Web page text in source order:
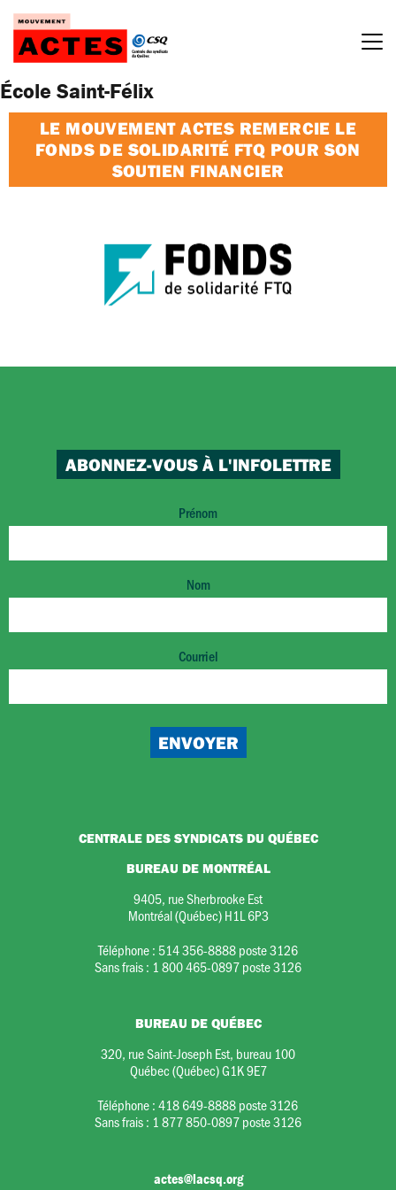
Passer
contenu
École Saint-Félix
LE MOUVEMENT ACTES REMERCIE LE
FONDS DE SOLIDARITÉ FTQ POUR SON
SOUTIEN FINANCIER
ABONNEZ-VOUS À L'INFOLETTRE
Prénom
Nom
Courriel
CENTRALE DES SYNDICATS DU QUÉBEC
BUREAU DE MONTRÉAL
9405, rue Sherbrooke Est
Montréal (Québec) H1L 6P3
Téléphone : 514 356-8888 poste 3126
Sans frais : 1 800 465-0897 poste 3126
BUREAU DE QUÉBEC
320, rue Saint-Joseph Est, bureau 100
Québec (Québec) G1K 9E7
Téléphone :418 649-8888 poste 3126
Sans frais : 1 877 850-0897 poste 3126
actes@lacsq.org